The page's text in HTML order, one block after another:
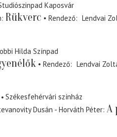
Kaposvár
Rükverc Rendező
Lendvai
Hilda Színpad
Rendező
Lendvai
Székesfehérvári színház
Dusán - Horváth Péter A